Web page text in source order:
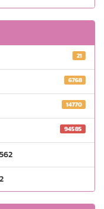
21
6768
14770
94585